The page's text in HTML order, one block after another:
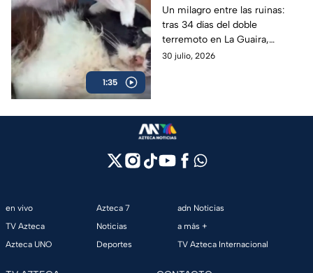
1:35
después de 34 días bajo
los escombros
Un milagro entre las ruinas:
tras 34 días del doble
terremoto en La Guaira,
voluntarios lograron rescatar a
30 julio, 2026
en vivo
TV Azteca
Azteca UNO
Azteca 7
Noticias
Deportes
adn Noticias
a más +
TV Azteca Internacional